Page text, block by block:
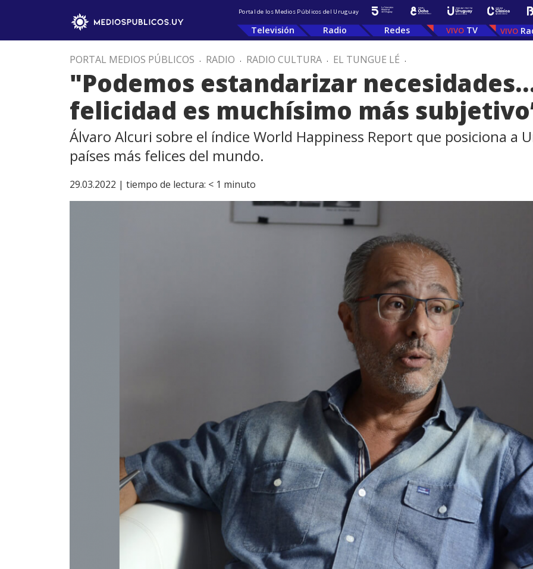
Portal de los Medios Públicos del Uruguay
Televisión Radio Redes TV
PORTAL MEDIOS PÚBLICOS . RADIO . RADIO CULTURA . EL TUNGUE LÉ .
"Podemos estandarizar
felicidad es muchísimo más
Álvaro Alcuri sobre el índice World Happiness Report que posiciona a
países más felices del mundo.
29.03.2022 | tiempo de lectura: < 1 minuto